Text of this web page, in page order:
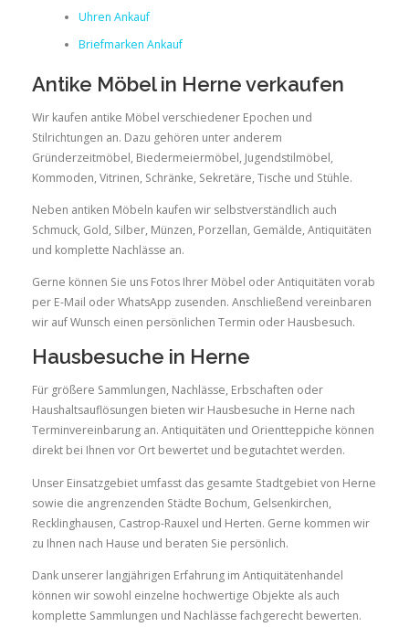
Uhren Ankauf
Briefmarken Ankauf
Antike Möbel in Herne verkaufen
Wir kaufen antike Möbel verschiedener Epochen und
Stilrichtungen an. Dazu gehören unter anderem
Gründerzeitmöbel, Biedermeiermöbel, Jugendstilmöbel,
Kommoden, Vitrinen, Schränke, Sekretäre, Tische und Stühle.
Neben antiken Möbeln kaufen wir selbstverständlich auch
Schmuck, Gold, Silber, Münzen, Porzellan, Gemälde, Antiquitäten
und komplette Nachlässe an.
Gerne können Sie uns Fotos Ihrer Möbel oder Antiquitäten vorab
per E-Mail oder WhatsApp zusenden. Anschließend vereinbaren
wir auf Wunsch einen persönlichen Termin oder Hausbesuch.
Hausbesuche in Herne
Für größere Sammlungen, Nachlässe, Erbschaften oder
Haushaltsauflösungen bieten wir Hausbesuche in Herne nach
Terminvereinbarung an. Antiquitäten und Orientteppiche können
direkt bei Ihnen vor Ort bewertet und begutachtet werden.
Unser Einsatzgebiet umfasst das gesamte Stadtgebiet von Herne
sowie die angrenzenden Städte Bochum, Gelsenkirchen,
Recklinghausen, Castrop-Rauxel und Herten. Gerne kommen wir
zu Ihnen nach Hause und beraten Sie persönlich.
Dank unserer langjährigen Erfahrung im Antiquitätenhandel
können wir sowohl einzelne hochwertige Objekte als auch
komplette Sammlungen und Nachlässe fachgerecht bewerten.